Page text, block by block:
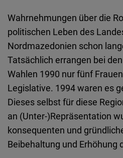
Wahrnehmungen über die
politischen Leben des
Nordmazedonien schon
Tatsächlich errangen bei
Wahlen 1990 nur fünf
Legislative. 1994 waren es
Dieses selbst für diese
an (Unter-)Repräsentation
konsequenten und
Beibehaltung und Erhöhung